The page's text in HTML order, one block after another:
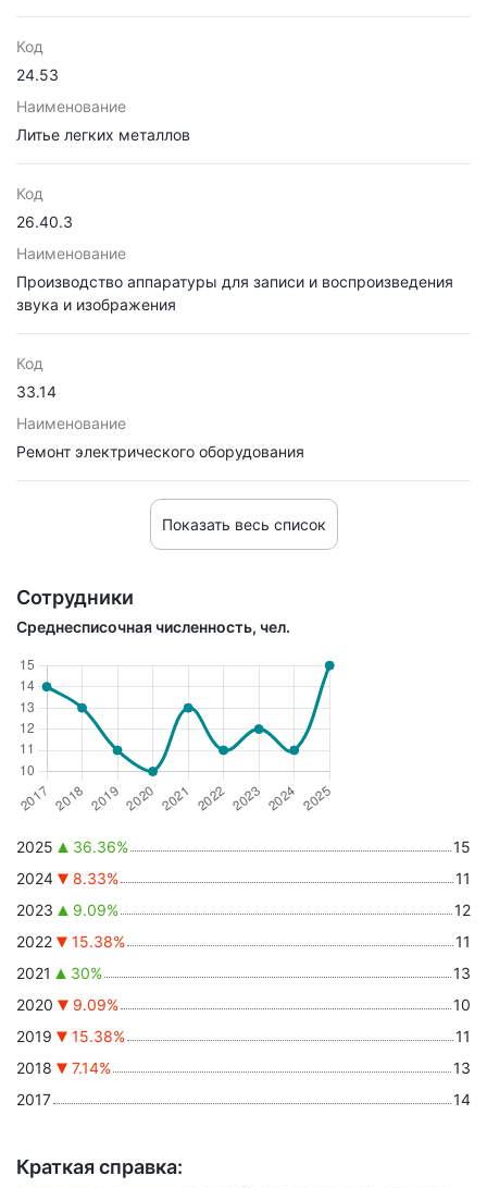
Код
24.53
Наименование
Литье легких металлов
Код
26.40.3
Наименование
Производство аппаратуры для записи и воспроизведения
звука и изображения
Код
33.14
Наименование
Ремонт электрического оборудования
Показать весь список
Сотрудники
Среднесписочная численность, чел.
2025 36.36%
15
2024
8.33%
11
2023
9.09%
12
2022
15.38%
11
2021
30%
13
2020
9.09%
10
2019
15.38%
11
2018
7.14%
13
2017
14
Краткая справка: